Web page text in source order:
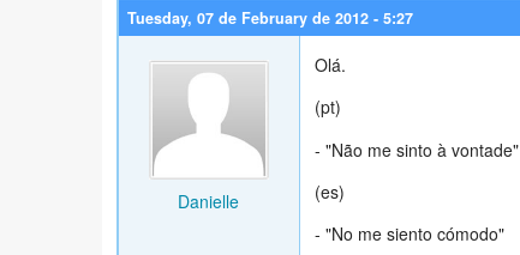
Tuesday, 07 de February de 2012 - 5:27
Danielle
Olá.
(pt)
- "Não me sinto à vontade"
(es)
- "No me siento cómodo"